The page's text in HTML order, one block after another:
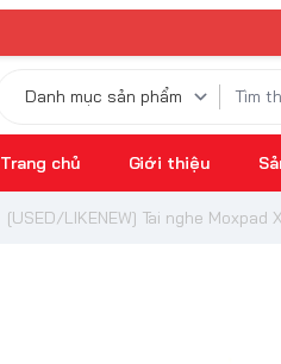
Trang chủ Giới thiệu
[USED/LIKENEW] Tai nghe Moxpad